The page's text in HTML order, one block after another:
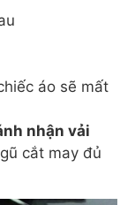
áo sẽ mất
nhận vải
cắt may đủ